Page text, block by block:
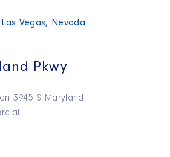
Vegas, Nevada
Pkwy
3945 S Maryland